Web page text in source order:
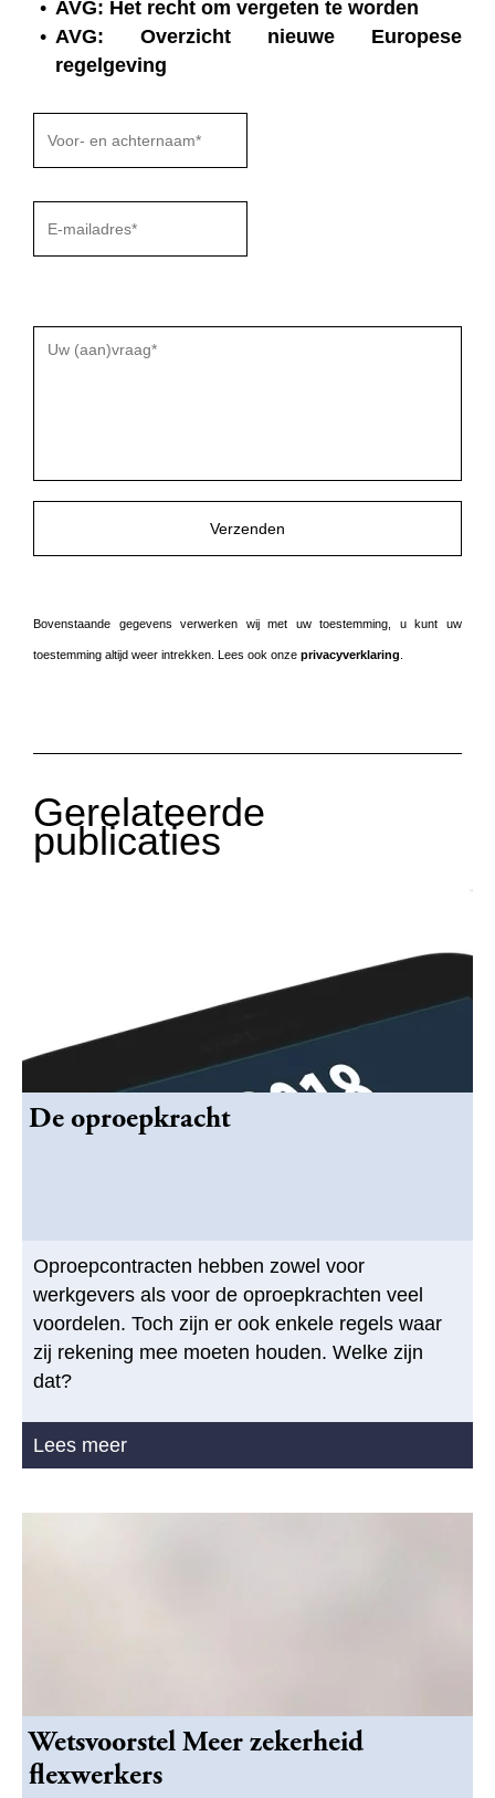
AVG: Het recht om vergeten te worden
AVG: Overzicht nieuwe Europese
regelgeving
dit
veld
Bovenstaande gegevens verwerken wij met uw toestemming, u kunt uw
toestemming altijd weer intrekken. Lees ook onze privacyverklaring
Gerelateerde
publicaties
De oproepkracht
Oproepcontracten hebben zowel voor
werkgevers als voor de oproepkrachten veel
voordelen. Toch zijn er ook enkele regels waar
zij rekening mee moeten houden. Welke zijn
dat?
Lees meer
Wetsvoorstel Meer zekerheid
flexwerkers